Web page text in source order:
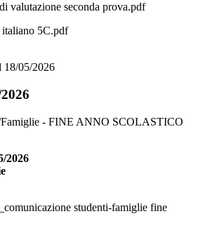
valutazione seconda prova.pdf
italiano 5C.pdf
18/05/2026
Famiglie - FINE ANNO SCOLASTICO
2026
studenti-famiglie fine